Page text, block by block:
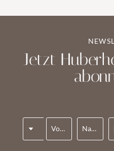
Jetzt
Vorname* Nachname*